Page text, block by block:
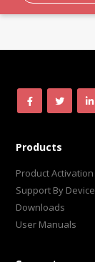
Products
Product Activation
Support By Device
Downloads
User Manuals